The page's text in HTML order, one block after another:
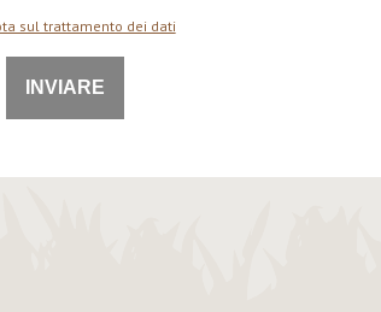
sul trattamento dei dati